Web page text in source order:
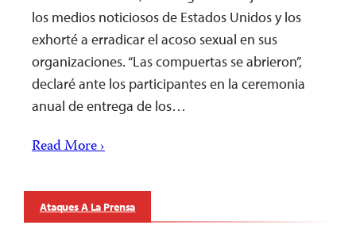
los medios noticiosos de Estados Unidos y los
exhorté a erradicar el acoso sexual en sus
organizaciones. “Las compuertas se abrieron”,
declaré ante los participantes en la ceremonia
anual de entrega de los…
Read More ›
Ataques A La Prensa